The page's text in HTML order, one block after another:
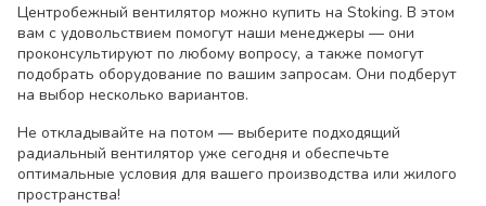
Центробежный вентилятор можно купить на Stoking. В этом
вам с удовольствием помогут наши менеджеры — они
проконсультируют по любому вопросу, а также помогут
подобрать оборудование по вашим запросам. Они подберут
на выбор несколько вариантов.
Не откладывайте на потом — выберите подходящий
радиальный вентилятор уже сегодня и обеспечьте
оптимальные условия для вашего производства или жилого
пространства!